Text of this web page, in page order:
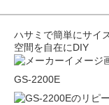
ハサミで簡単にサイ
空間を自在にDIY
GS-2200E